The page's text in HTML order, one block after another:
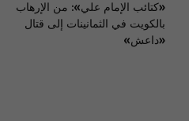
«كتائب الإمام علي»: من الإرهاب
بالكويت في الثمانينات إلى قتال
«داعش»